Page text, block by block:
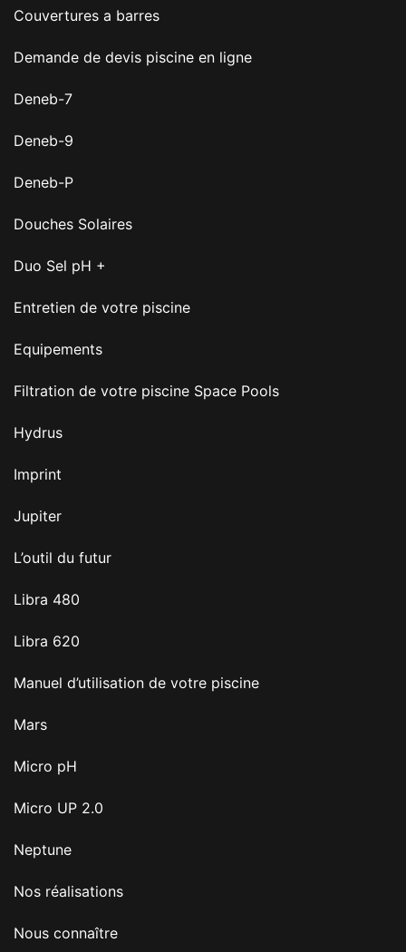
Couvertures a barres
Demande de devis piscine en ligne
Deneb-7
Deneb-9
Deneb-P
Douches Solaires
Duo Sel pH +
Entretien de votre piscine
Equipements
Filtration de votre piscine Space Pools
Hydrus
Imprint
Jupiter
L’outil du futur
Libra 480
Libra 620
Manuel d’utilisation de votre piscine
Mars
Micro pH
Micro UP 2.0
Neptune
Nos réalisations
Nous connaître